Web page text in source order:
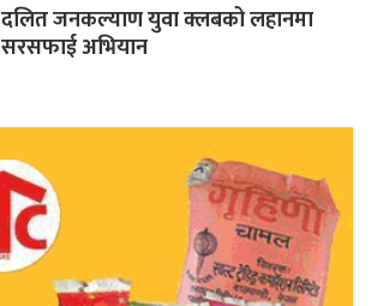
दलित जनकल्याण युवा क्लबको लहानमा
सरसफाई अभियान